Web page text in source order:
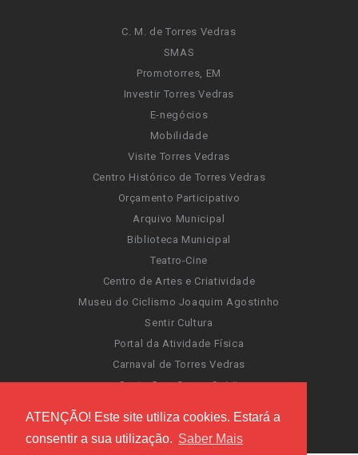
ATENÇÃO! Este site utiliza cookies. Estará a
consentir a sua utilização. Saber Mais
C. M. de Torres Vedras
SMAS
Promotorres, EM
Investir Torres Vedras
E-negócios
Mobilidade
Visite Torres Vedras
Centro Histórico de Torres Vedras
Orçamento Participativo
Arquivo Municipal
Biblioteca Municipal
Teatro-Cine
Centro de Artes e Criatividade
Museu do Ciclismo Joaquim Agostinho
Sentir Cultura
Portal da Atividade Física
Carnaval de Torres Vedras
Santa Cruz Ocean Spirit